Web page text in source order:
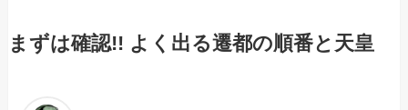
まずは確認!! よく出る遷都の順番と天皇